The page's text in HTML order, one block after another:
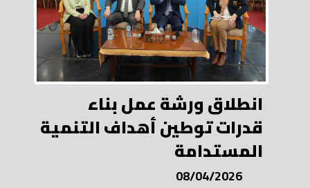
انطلاق ورشة عمل بناء
قدرات توطين أهداف التنمية
المستدامة
08/04/2026